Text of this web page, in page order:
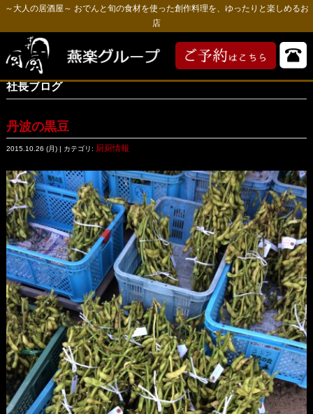
～大人の居酒屋～ おでんと旬の食材を使った創作料理を、ゆったりと楽しめるお
店
社長ブログ
丹波の黒豆
2015.10.26 (月) | カテゴリ: 厨厨情報